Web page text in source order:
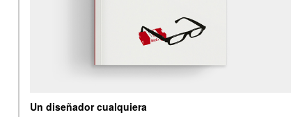
Un diseñador cualquiera